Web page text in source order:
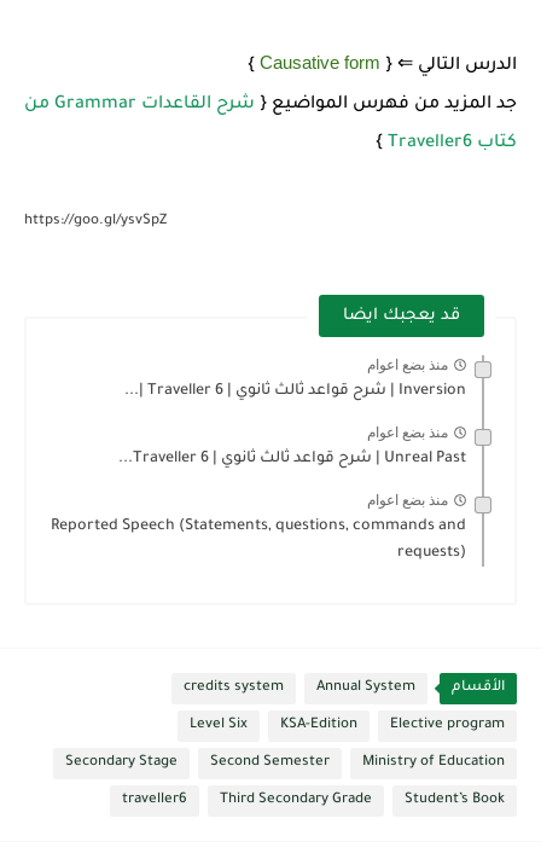
الدرس التالي ⇐ { Causative form
}
جد المزيد من فهرس المواضيع {
شرح القاعدات Grammar من
كتاب Traveller6
}
https://goo.gl/ysvSpZ
قد يعجبك ايضا
منذ بضع اعوام
Inversion | شرح قواعد ثالث ثانوي | Traveller 6 |...
منذ بضع اعوام
Unreal Past | شرح قواعد ثالث ثانوي | Traveller 6...
منذ بضع اعوام
Reported Speech (Statements, questions, commands and
requests)
الأقسام Annual System
credits system
Elective program
KSA-Edition
Level Six
Ministry of Education
Second Semester
Secondary Stage
Student’s Book
Third Secondary Grade
traveller6